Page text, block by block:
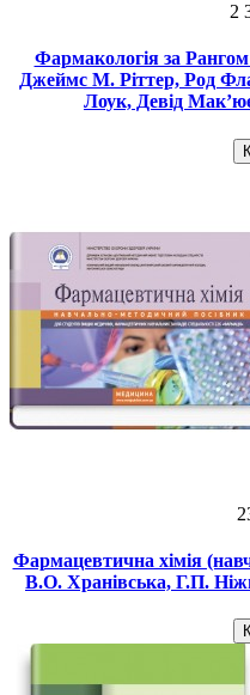
2
Фармакологія за
Джеймс М. Ріттер, Род
Лоук, Девід
Фармацевтична хімія
В.О. Хранівська, Г.П.